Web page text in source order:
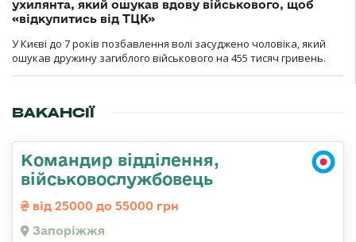
ухилянта, який ошукав вдову військового, щоб
«відкупитись від ТЦК»
У Києві до 7 років позбавлення волі засуджено чоловіка, який
ошукав дружину загиблого військового на 455 тисяч гривень.
ВАКАНСІЇ
Командир відділення,
військовослужбовець
від 25000 до 55000 грн
Запоріжжя